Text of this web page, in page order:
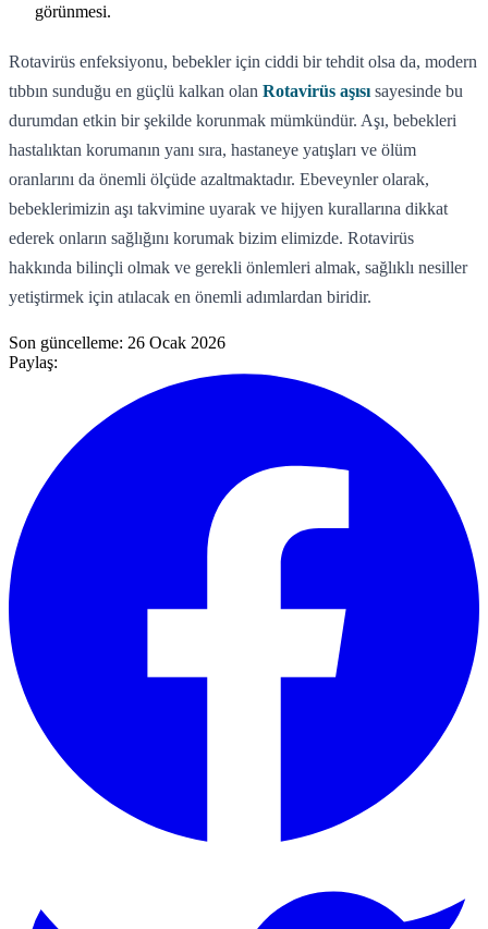
görünmesi.
Rotavirüs enfeksiyonu, bebekler için ciddi bir tehdit olsa da, modern
tıbbın sunduğu en güçlü kalkan olan Rotavirüs aşısı sayesinde bu
durumdan etkin bir şekilde korunmak mümkündür. Aşı, bebekleri
hastalıktan korumanın yanı sıra, hastaneye yatışları ve ölüm
oranlarını da önemli ölçüde azaltmaktadır. Ebeveynler olarak,
bebeklerimizin aşı takvimine uyarak ve hijyen kurallarına dikkat
ederek onların sağlığını korumak bizim elimizde. Rotavirüs
hakkında bilinçli olmak ve gerekli önlemleri almak, sağlıklı nesiller
yetiştirmek için atılacak en önemli adımlardan biridir.
Son güncelleme: 26 Ocak 2026
Paylaş: